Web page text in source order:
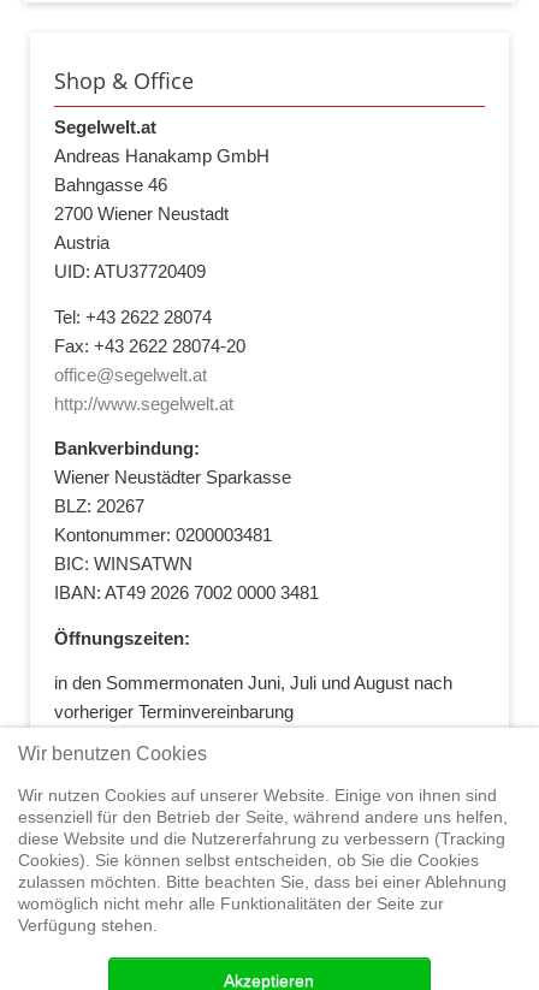
Shop & Office
Segelwelt.at
Andreas Hanakamp GmbH
Bahngasse 46
2700 Wiener Neustadt
Austria
UID: ATU37720409
Tel: +43 2622 28074
Fax: +43 2622 28074-20
office@segelwelt.at
http://www.segelwelt.at
Bankverbindung:
Wiener Neustädter Sparkasse
BLZ: 20267
Kontonummer: 0200003481
BIC: WINSATWN
IBAN: AT49 2026 7002 0000 3481
Öffnungszeiten:
in den Sommermonaten Juni, Juli und August nach
vorheriger Terminvereinbarung
Home Shop Trainings Segeltörns Service
Elvstrøm
Sails Yachthandel Sicherheit auf
Wir benutzen Cookies
Wir nutzen Cookies auf unserer Website. Einige von ihnen sind
essenziell für den Betrieb der Seite, während andere uns helfen,
diese Website und die Nutzererfahrung zu verbessern (Tracking
Cookies). Sie können selbst entscheiden, ob Sie die Cookies
zulassen möchten. Bitte beachten Sie, dass bei einer Ablehnung
womöglich nicht mehr alle Funktionalitäten der Seite zur
Verfügung stehen.
Akzeptieren